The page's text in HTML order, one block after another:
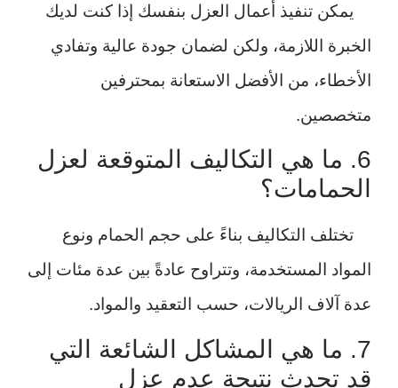
يمكن تنفيذ أعمال العزل بنفسك إذا كنت لديك
الخبرة اللازمة، ولكن لضمان جودة عالية وتفادي
الأخطاء، من الأفضل الاستعانة بمحترفين
متخصصين.
6. ما هي التكاليف المتوقعة لعزل
الحمامات؟
تختلف التكاليف بناءً على حجم الحمام ونوع
المواد المستخدمة، وتتراوح عادةً بين عدة مئات إلى
عدة آلاف الريالات، حسب التعقيد والمواد.
7. ما هي المشاكل الشائعة التي
قد تحدث نتيجة عدم عزل